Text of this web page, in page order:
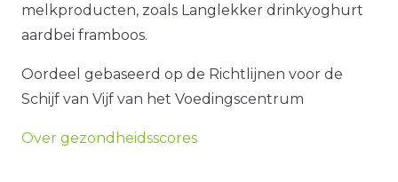
melkproducten, zoals Langlekker drinkyoghurt
aardbei framboos.
Oordeel gebaseerd op de Richtlijnen voor de
Schijf van Vijf van het Voedingscentrum
Over gezondheidsscores